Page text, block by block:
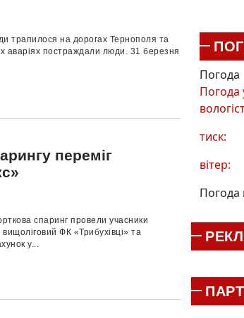
трапилося на дорогах Тернополя та
аваріях постраждали люди. 31 березня
переміг
спаринг провели учасники
вищоліговий ФК «Трибухівці» та
у...
Погода
Погода
тиск:
вітер:
Погода